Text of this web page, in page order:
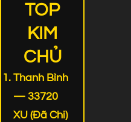
TOP
KIM
CHỦ
Thanh Bình
— 33720
XU (Đã Chi)